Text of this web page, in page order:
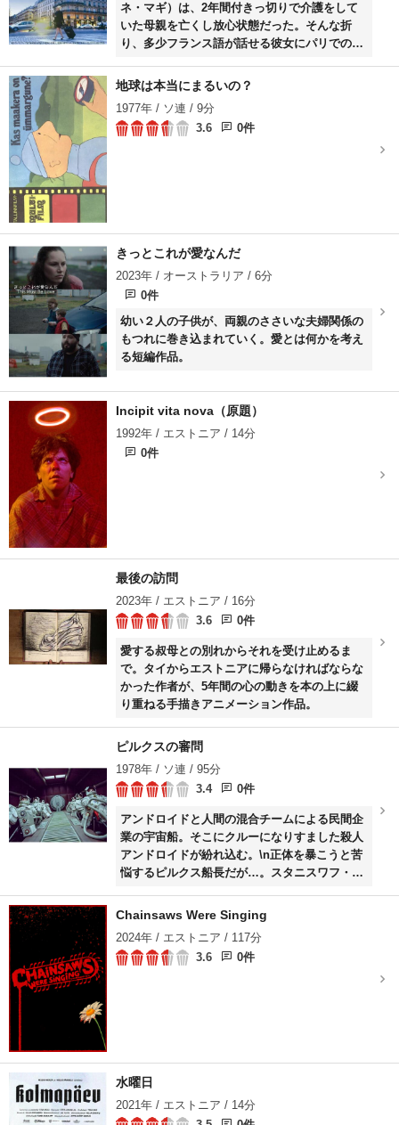
ネ・マギ）は、2年間付きっ切りで介護をして
いた母親を亡くし放心状態だった。そんな折
り、多少フランス語が話せる彼女にパリでの家
のパリに向かったアンヌを、しゃれたアパート
老婦人フリーダ（ジャンヌ・モロー）だった。
地球は本当にまるいの？
1977年 / ソ連 / 9分
3.6
0件
きっとこれが愛なんだ
2023年 / オーストラリア / 6分
0件
幼い２人の子供が、両親のささいな夫婦関係の
もつれに巻き込まれていく。愛とは何かを考え
る短編作品。
Incipit vita nova（原題）
1992年 / エストニア / 14分
0件
最後の訪問
2023年 / エストニア / 16分
3.6
0件
愛する叔母との別れからそれを受け止めるま
で。タイからエストニアに帰らなければならな
かった作者が、5年間の心の動きを本の上に綴
り重ねる手描きアニメーション作品。
ピルクスの審問
1978年 / ソ連 / 95分
3.4
0件
アンドロイドと人間の混合チームによる民間企
業の宇宙船。そこにクルーになりすました殺人
アンドロイドが紛れ込む。\n正体を暴こうと苦
悩するピルクス船長だが…。スタニスワフ・レ
宙心理劇。
Chainsaws Were Singing
2024年 / エストニア / 117分
3.6
0件
水曜日
2021年 / エストニア / 14分